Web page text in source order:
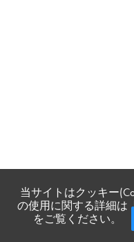
当サイトはクッキー
の使用に関する詳細は
をご覧ください。